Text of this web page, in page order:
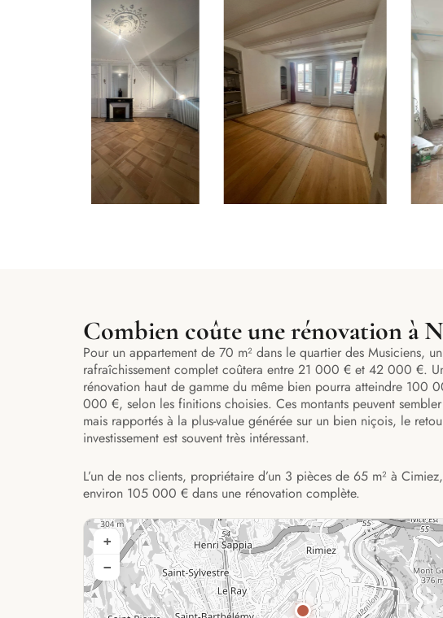
Combien coûte une rénovation à
Pour un appartement de 70 m² dans le quartier des Musiciens, un
rafraîchissement complet coûtera entre 21 000 € et 42 000 €.
rénovation haut de gamme du même bien pourra atteindre 100
000 €, selon les finitions choisies. Ces montants peuvent
mais rapportés à la plus-value générée sur un bien niçois, le
investissement est souvent très intéressant.
L’un de nos clients, propriétaire d’un 3 pièces de 65 m² à
environ 105 000 € dans une rénovation complète.
+
−